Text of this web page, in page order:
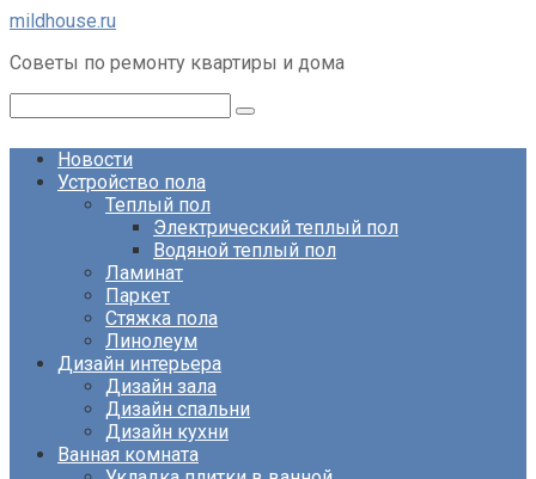
Перейти
контенту
mildhouse.ru
Советы по ремонту квартиры и дома
Новости
Устройство пола
Теплый пол
Электрический теплый пол
Водяной теплый пол
Ламинат
Паркет
Стяжка пола
Линолеум
Дизайн интерьера
Дизайн зала
Дизайн спальни
Дизайн кухни
Ванная комната